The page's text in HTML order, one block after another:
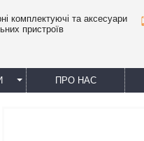
комплектуючі та аксесуари
пристроїв
ПРО НАС